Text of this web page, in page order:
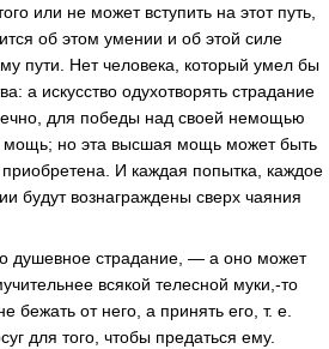
или не может вступить на этот путь,
об этом умении и об этой силе
пути. Нет человека, который умел бы
а искусство одухотворять страдание
для победы над своей немощью
мощь; но эта высшая мощь может быть
И каждая попытка, каждое
будут вознаграждены сверх чаяния
душевное страдание, — а оно может
всякой телесной муки,-то
бежать от него, а принять его, т. е.
для того, чтобы предаться ему.